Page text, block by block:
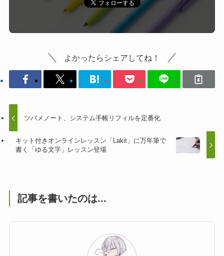
よかったらシェアしてね！
ツバメノート、システム手帳リフィルを定番化
キット付きオンラインレッスン「Lakit」に万年筆で
書く「ゆる文字」レッスン登場
記事を書いたのは...